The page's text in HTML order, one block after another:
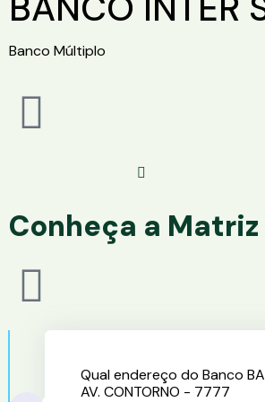
Banco Múltiplo
Conheça a
Qual endereço do Banco
AV. CONTORNO - 7777